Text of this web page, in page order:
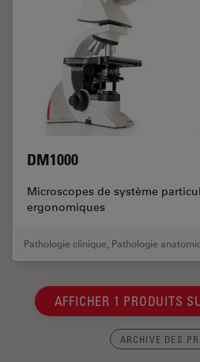
DM1000
Microscopes de système
ergonomiques
Pathologie clinique, Pathologie
AFFICHER 1
ARCHIVE DES